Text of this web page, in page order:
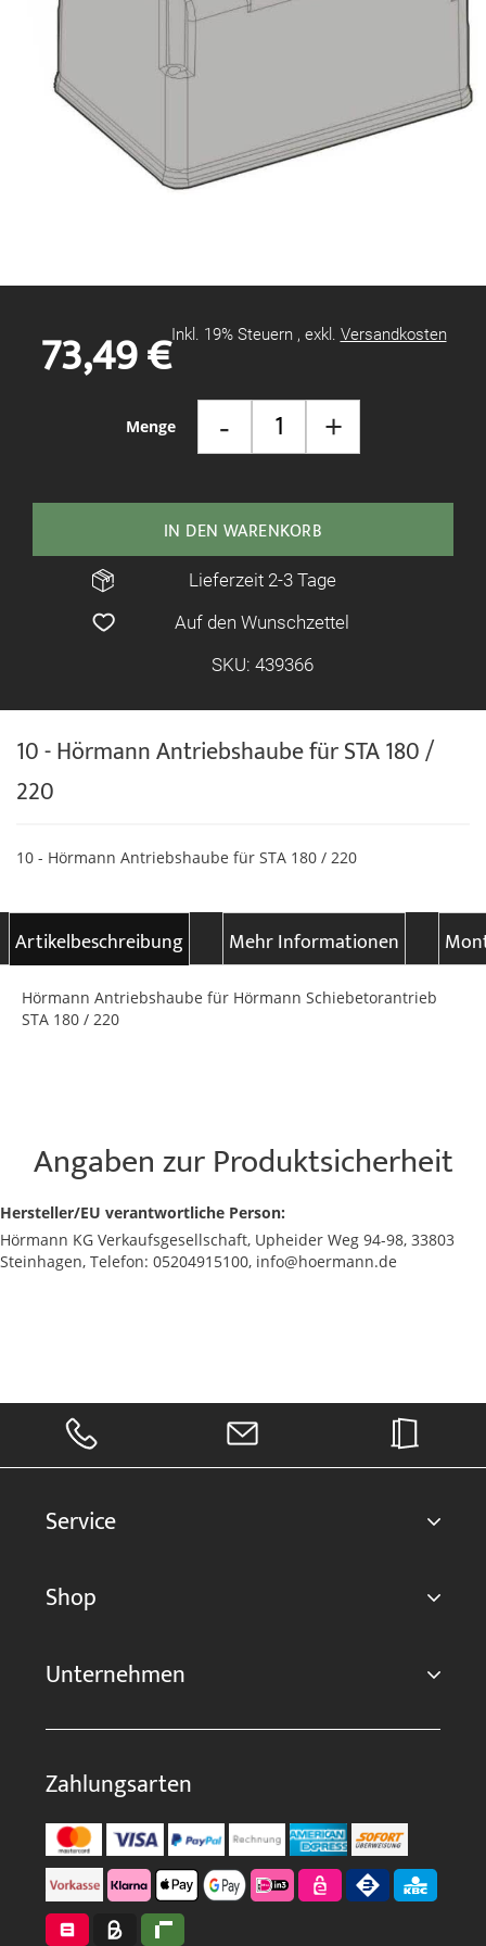
10 - Hörmann Antriebshaube für STA 180 /
220
Menge - +
73,49 €Inkl. 19% Steuern , exkl. Versandkosten
IN DEN WARENKORB
Lieferzeit 2-3 Tage
Auf den Wunschzettel
SKU: 439366
10 - Hörmann Antriebshaube für STA 180 / 220
springen
Artikelbeschreibung Mehr Informationen
Hörmann Antriebshaube für Hörmann Schiebetorantrieb
STA 180 / 220
Angaben zur Produktsicherheit
Hersteller/EU verantwortliche Person:
Hörmann KG Verkaufsgesellschaft, Upheider Weg 94-98, 33803
Steinhagen, Telefon: 05204915100, info@hoermann.de
Service
Shop
Unternehmen
Zahlungsarten